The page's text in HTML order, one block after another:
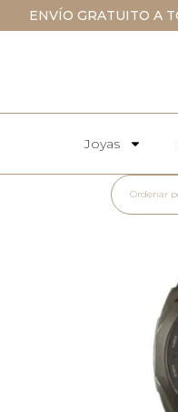
ENVÍO GRATUITO A
Joyas
Ordenar